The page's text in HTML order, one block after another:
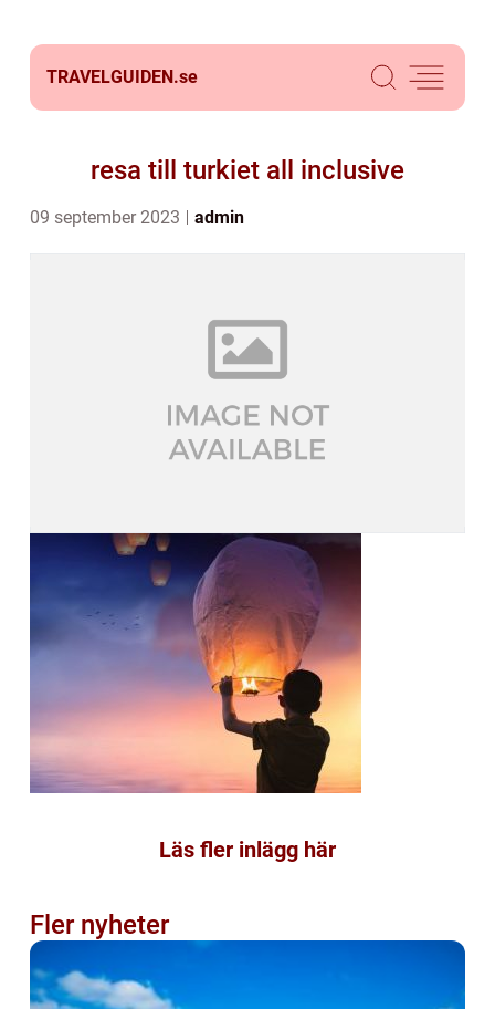
TRAVELGUIDEN.se
resa till turkiet all inclusive
09 september 2023 admin
Läs fler inlägg här
Fler nyheter